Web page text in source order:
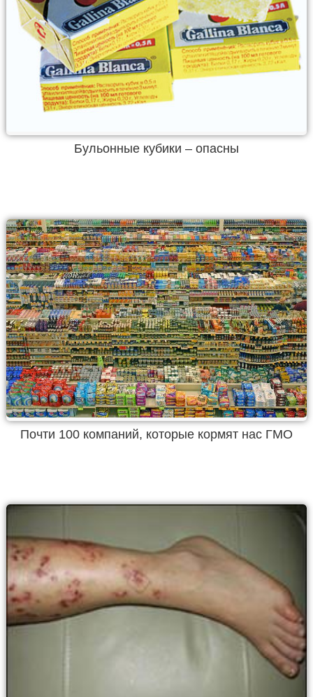
Бульонные кубики – опасны
Почти 100 компаний, которые кормят нас ГМО